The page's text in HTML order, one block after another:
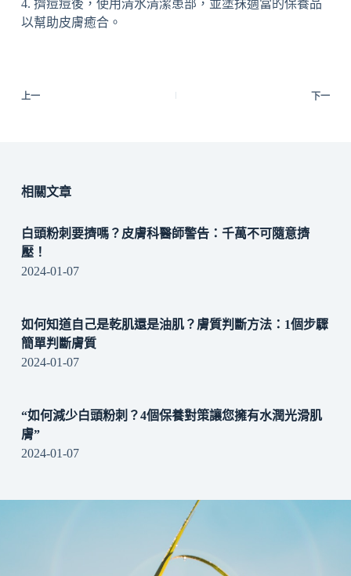
4. 擠痘痘後，使用清水清潔患部，並塗抹適當的保養品
以幫助皮膚癒合。
上一 下一
相關文章
白頭粉刺要擠嗎？皮膚科醫師警告：千萬不可隨意擠
壓！
2024-01-07
如何知道自己是乾肌還是油肌？膚質判斷方法：1個步驟
簡單判斷膚質
2024-01-07
“如何減少白頭粉刺？4個保養對策讓您擁有水潤光滑肌
膚”
2024-01-07